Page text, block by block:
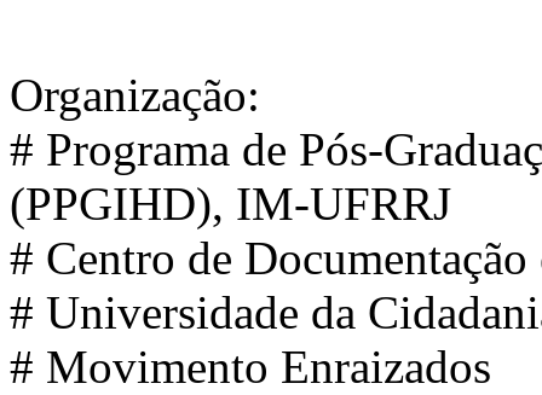
Organização:
# Programa de Pós-
(PPGIHD), IM-UFRRJ
# Centro de
# Universidade da
# Movimento Enraizados